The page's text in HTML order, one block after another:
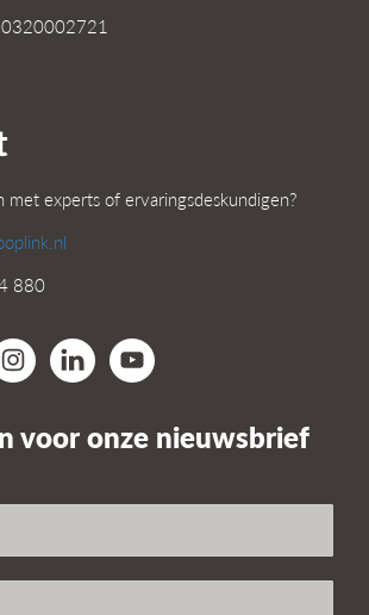
experts of ervaringsdeskundigen?
880
voor onze nieuwsbrief